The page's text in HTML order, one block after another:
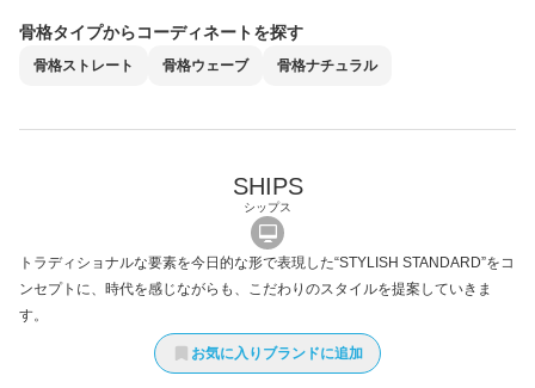
骨格タイプからコーディネートを探す
骨格ストレート 骨格ウェーブ 骨格ナチュラル
SHIPS
シップス
トラディショナルな要素を今日的な形で表現した“STYLISH STANDARD”をコ
ンセプトに、時代を感じながらも、こだわりのスタイルを提案していきま
す。
お気に入りブランドに追加